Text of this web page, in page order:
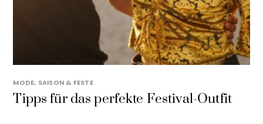
MODE, SAISON & FESTE
Tipps für das perfekte Festival-Outfit